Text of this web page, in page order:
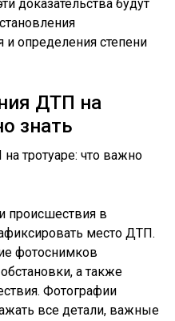
доказательства будут
и определения степени
ДТП на
знать
происшествия в
место ДТП.
фотоснимков
а также
Фотографии
все детали, важные